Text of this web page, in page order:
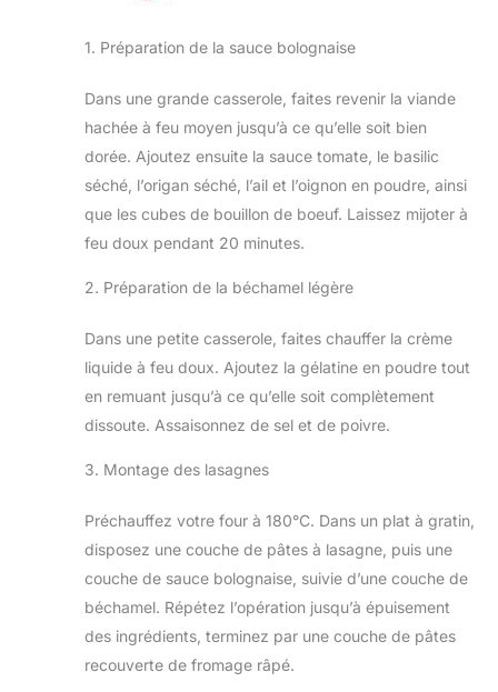
1. Préparation de la sauce bolognaise
Dans une grande casserole, faites revenir la viande
hachée à feu moyen jusqu’à ce qu’elle soit bien
dorée. Ajoutez ensuite la sauce tomate, le basilic
séché, l’origan séché, l’ail et l’oignon en poudre, ainsi
que les cubes de bouillon de boeuf. Laissez mijoter à
feu doux pendant 20 minutes.
2. Préparation de la béchamel légère
Dans une petite casserole, faites chauffer la crème
liquide à feu doux. Ajoutez la gélatine en poudre tout
en remuant jusqu’à ce qu’elle soit complètement
dissoute. Assaisonnez de sel et de poivre.
3. Montage des lasagnes
Préchauffez votre four à 180°C. Dans un plat à gratin,
disposez une couche de pâtes à lasagne, puis une
couche de sauce bolognaise, suivie d’une couche de
béchamel. Répétez l’opération jusqu’à épuisement
des ingrédients, terminez par une couche de pâtes
recouverte de fromage râpé.